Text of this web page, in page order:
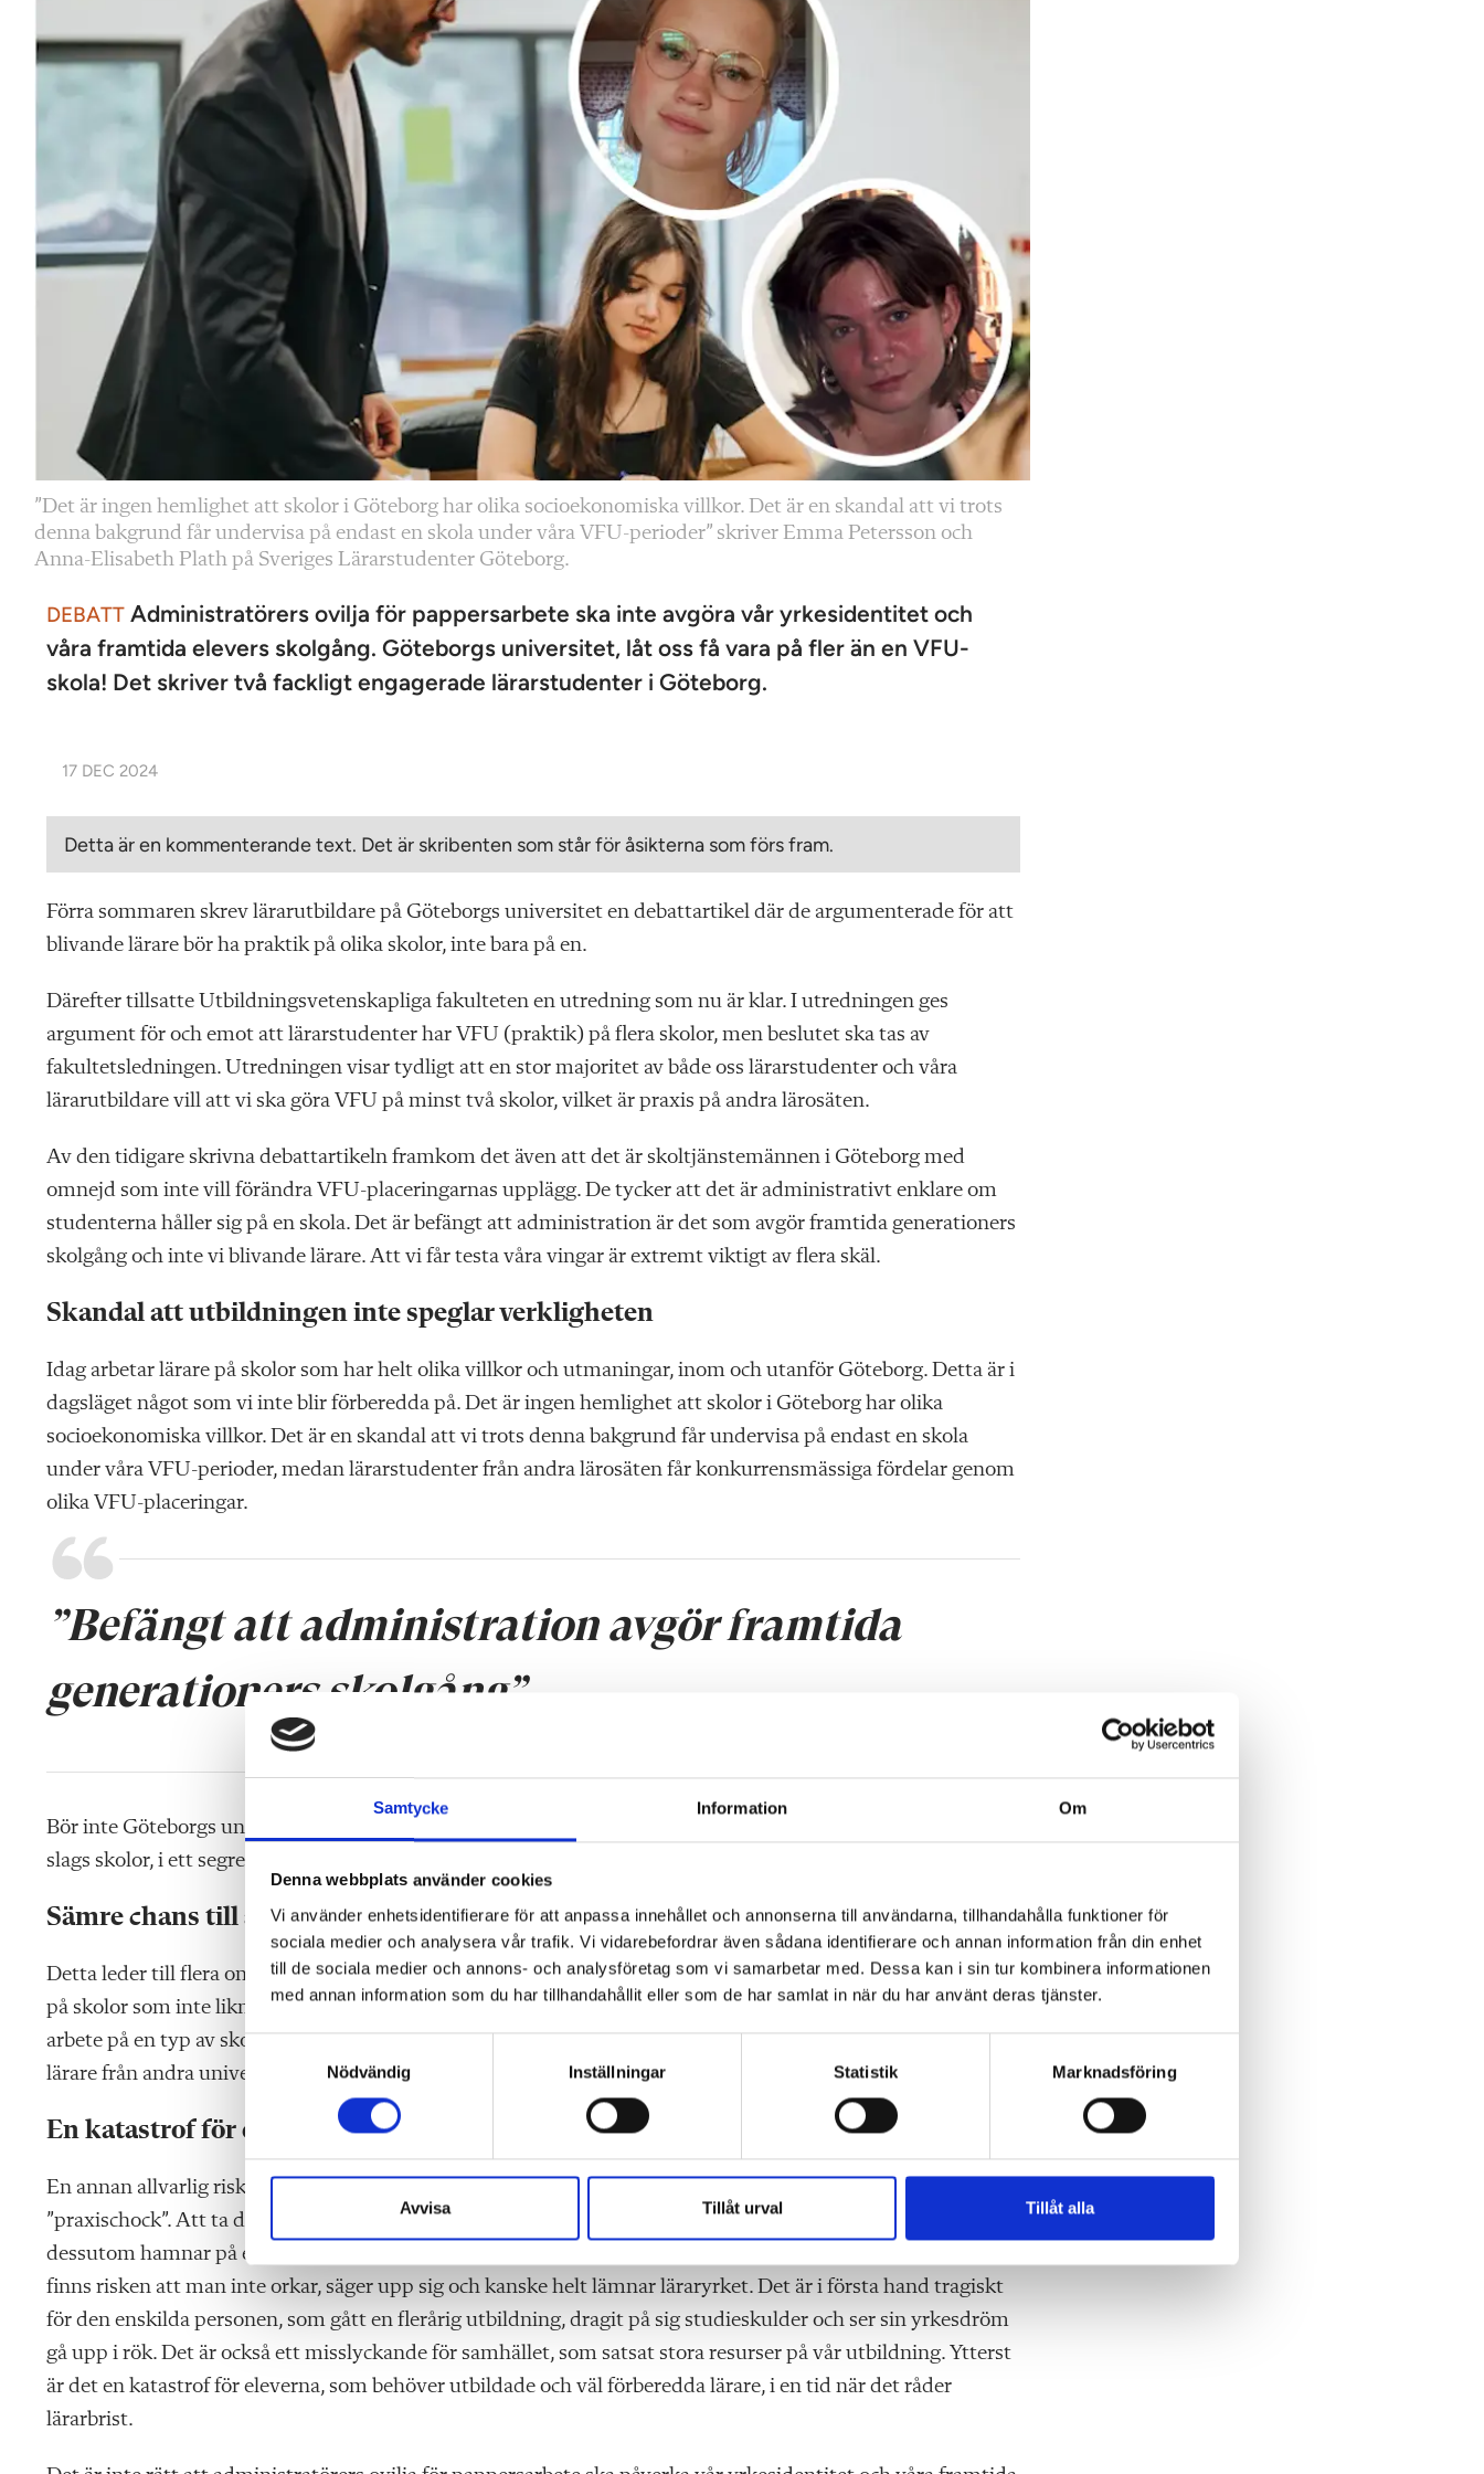
Samtycke Information Om
Denna webbplats använder cookies
Vi använder enhetsidentifierare för att anpassa innehållet och annonserna till användarna, tillhandahålla funktioner för
sociala medier och analysera vår trafik. Vi vidarebefordrar även sådana identifierare och annan information från din enhet
till de sociala medier och annons- och analysföretag som vi samarbetar med. Dessa kan i sin tur kombinera informationen
med annan information som du har tillhandahållit eller som de har samlat in när du har använt deras tjänster.
S
a
t
e
s
v
Nödvändig Inställningar Statistik Marknadsföring
Avvisa Tillåt urval Tillåt alla
”Det är ingen hemlighet att skolor i Göteborg har olika socioekonomiska villkor. Det är en skandal att vi trots
denna bakgrund får undervisa på endast en skola under våra VFU-perioder” skriver Emma Petersson och
Anna-Elisabeth Plath på Sveriges Lärarstudenter Göteborg.
DEBATT Administratörers ovilja för pappersarbete ska inte avgöra vår yrkesidentitet och
våra framtida elevers skolgång. Göteborgs universitet, låt oss få vara på fler än en VFU-
skola! Det skriver två fackligt engagerade lärarstudenter i Göteborg.
17 DEC 2024
Detta är en kommenterande text. Det är skribenten som står för åsikterna som förs fram.
Förra sommaren skrev lärarutbildare på Göteborgs universitet en debattartikel där de argumenterade för att
blivande lärare bör ha praktik på olika skolor, inte bara på en.
Därefter tillsatte Utbildningsvetenskapliga fakulteten en utredning som nu är klar. I utredningen ges
argument för och emot att lärarstudenter har VFU (praktik) på flera skolor, men beslutet ska tas av
fakultetsledningen. Utredningen visar tydligt att en stor majoritet av både oss lärarstudenter och våra
lärarutbildare vill att vi ska göra VFU på minst två skolor, vilket är praxis på andra lärosäten.
Av den tidigare skrivna debattartikeln framkom det även att det är skoltjänstemännen i Göteborg med
omnejd som inte vill förändra VFU-placeringarnas upplägg. De tycker att det är administrativt enklare om
studenterna håller sig på en skola. Det är befängt att administration är det som avgör framtida generationers
skolgång och inte vi blivande lärare. Att vi får testa våra vingar är extremt viktigt av flera skäl.
Skandal att utbildningen inte speglar verkligheten
Idag arbetar lärare på skolor som har helt olika villkor och utmaningar, inom och utanför Göteborg. Detta är i
dagsläget något som vi inte blir förberedda på. Det är ingen hemlighet att skolor i Göteborg har olika
socioekonomiska villkor. Det är en skandal att vi trots denna bakgrund får undervisa på endast en skola
under våra VFU-perioder, medan lärarstudenter från andra lärosäten får konkurrensmässiga fördelar genom
olika VFU-placeringar.
”Befängt att administration avgör framtida
generationers skolgång”
Bör inte Göteborgs universitet ge oss en utbildning där vi som nyutbildade lärare är redo för att arbeta i olika
slags skolor, i ett segregerat och ojämlikt samhälle?
Sämre chans till anställning
Detta leder till flera onödiga och skadliga konsekvenser. Många av oss studenter avstår från att söka arbete
på skolor som inte liknar den vi har egen erfarenhet av, eftersom vi känner oss osäkra. De som ändå söker ett
arbete på en typ av skola som de inte har praktisk erfarenhet av har en sämre chans till anställning, då nya
lärare från andra universitet har bredare erfarenhet än den vi har fått från vår utbildning i Göteborg.
En katastrof för eleverna
En annan allvarlig risk - om vi ändå får jobbet - är att vi kan drabbas av en extra, och helt onödig,
”praxischock”. Att ta det fulla ansvaret som lärare direkt efter utbildningen är tufft för de flesta. Om man
dessutom hamnar på en skola med helt andra villkor och utmaningar än dem man mött under utbildningen
finns risken att man inte orkar, säger upp sig och kanske helt lämnar läraryrket. Det är i första hand tragiskt
för den enskilda personen, som gått en flerårig utbildning, dragit på sig studieskulder och ser sin yrkesdröm
gå upp i rök. Det är också ett misslyckande för samhället, som satsat stora resurser på vår utbildning. Ytterst
är det en katastrof för eleverna, som behöver utbildade och väl förberedda lärare, i en tid när det råder
lärarbrist.